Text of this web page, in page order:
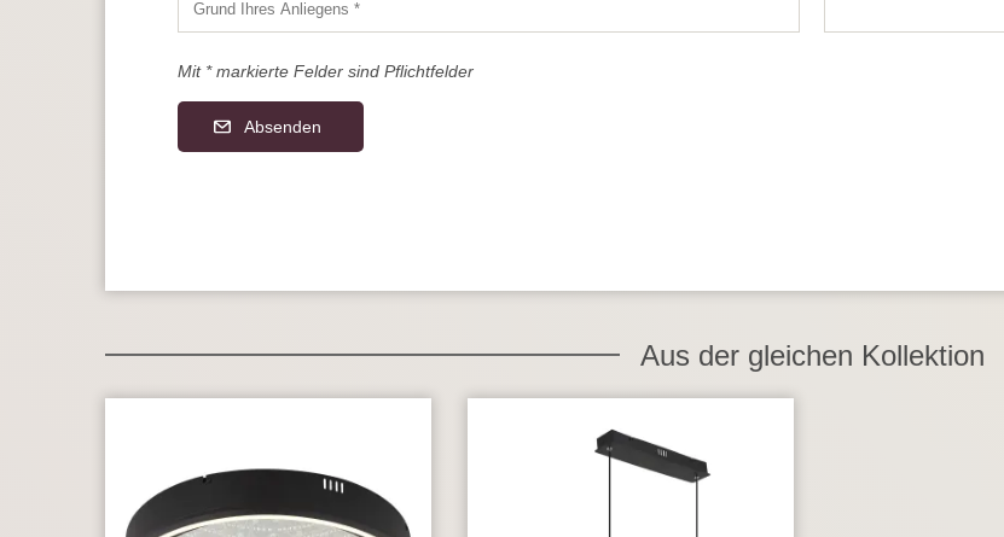
Mit * markierte Felder sind Pflichtfelder
Absenden
Aus der gleichen Kollektion